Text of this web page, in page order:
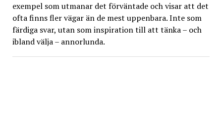
exempel som utmanar det förväntade och visar att det
ofta finns fler vägar än de mest uppenbara. Inte som
färdiga svar, utan som inspiration till att tänka – och
ibland välja – annorlunda.